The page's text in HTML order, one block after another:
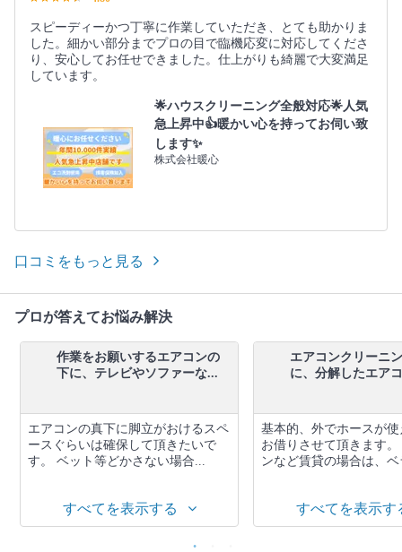
スピーディーかつ丁寧に作業していただき、とても助かりま
した。細かい部分までプロの目で臨機応変に対応してくださ
り、安心してお任せできました。仕上がりも綺麗で大変満足
しています。
🌟ハウスクリーニング全般対応🌟人気
急上昇中👍暖かい心を持ってお伺い致
します✨
株式会社暖心
口コミをもっと見る
プロが答えてお悩み解決
作業をお願いするエアコンの
下に、テレビやソファーな...
エアコンの真下に脚立がおけるスペ
ースぐらいは確保して頂きたいで
す。 ベット等どかさない場合...
すべてを表示する
エアコンクリーニ
に、分解したエア
基本的、外でホースが
お借りさせて頂きます
ンなど賃貸の場合は、
すべてを表示す